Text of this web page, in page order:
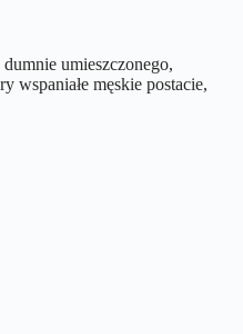
umieszczonego,
wspaniałe męskie postacie,